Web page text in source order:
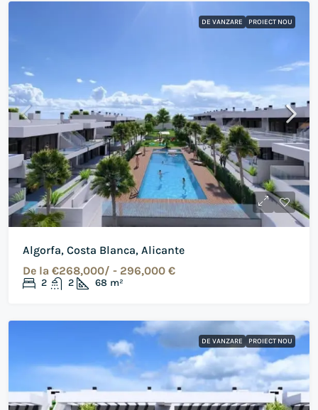
DE VANZARE PROIECT NOU
Algorfa, Costa Blanca, Alicante
De la €268,000/ - 296,000 €
2 2 68 m²
DE VANZARE PROIECT NOU